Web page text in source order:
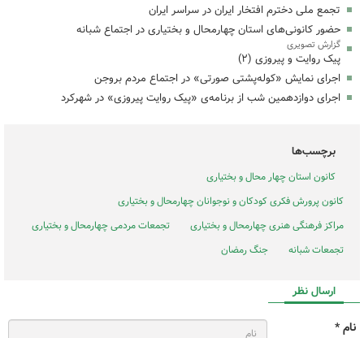
تجمع ملی دخترم افتخار ایران در سراسر ایران
حضور کانونی‌های استان چهارمحال و بختیاری در اجتماع شبانه
گزارش تصویری
پیک روایت و پیروزی (۲)
اجرای نمایش «کوله‌پشتی صورتی» در اجتماع مردم بروجن
اجرای دوازدهمین شب از برنامه‌ی «پیک روایت پیروزی» در شهرکرد
برچسب‌ها
کانون استان چهار محال و بختیاری
کانون پرورش فکری کودکان و نوجوانان چهارمحال و بختیاری
مراکز فرهنگی هنری چهارمحال و بختیاری
تجمعات مردمی چهارمحال و بختیاری
تجمعات شبانه
جنگ رمضان
ارسال نظر
نام *